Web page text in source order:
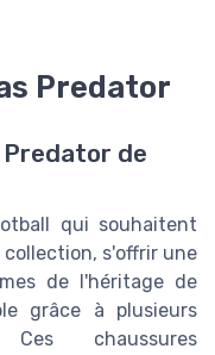
Predator
Predator de
qui souhaitent
s'offrir une
de l'héritage de
grâce à plusieurs
chaussures